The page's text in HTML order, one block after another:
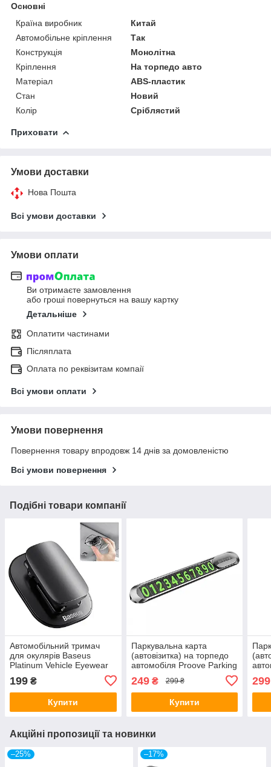
Основні
Країна виробник
Китай
Автомобільне кріплення
Так
Конструкція
Монолітна
Кріплення
На торпедо авто
Матеріал
ABS-пластик
Стан
Новий
Колір
Сріблястий
Приховати
Умови доставки
Нова Пошта
Всі умови доставки
Умови оплати
Ви отримаєте замовлення
або гроші повернуться на вашу картку
Детальніше
Оплатити частинами
Післяплата
Оплата по реквізитам компаії
Всі умови оплати
Умови повернення
Повернення товару впродовж 14 днів за домовленістю
Всі умови повернення
Подібні товари компанії
Автомобільний тримач
для окулярів Baseus
Platinum Vehicle Eyewear
(ACYJN-A01)
199 ₴
Купити
Паркувальна карта
(автовізитка) на торпедо
автомобіля Proove Parking
Number Plate Metal Lock
Dark Gray
249₴ 299 ₴
Купити
299
Акційні пропозиції та новинки
–25% –17%